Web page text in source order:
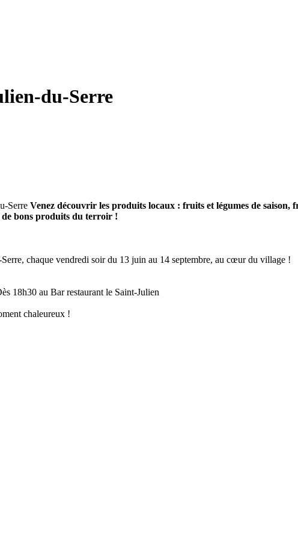
du-Serre
Venez découvrir les produits locaux : fruits et légumes de saison,
bons produits du terroir !
chaque vendredi soir du 13 juin au 14 septembre, au cœur du village !
18h30 au Bar restaurant le Saint-Julien
chaleureux !